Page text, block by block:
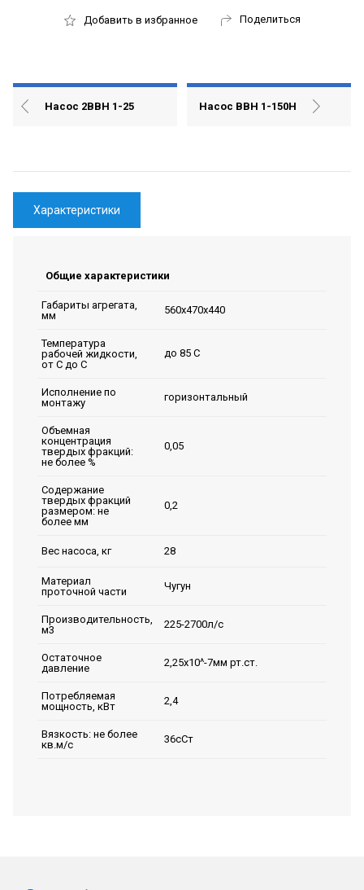
Добавить в избранное Поделиться
Насос 2ВВН 1-25 Насос ВВН 1-150Н
Характеристики
Общие характеристики
Габариты агрегата,
мм
560х470х440
Температура
рабочей жидкости,
от С до С
до 85 С
Исполнение по
монтажу
горизонтальный
Объемная
концентрация
твердых фракций:
не более %
0,05
Содержание
твердых фракций
размером: не
более мм
0,2
Вес насоса, кг 28
Материал
проточной части
Чугун
Производительность,
м3
225-2700л/с
Остаточное
давление
2,25х10^-7мм рт.ст.
Потребляемая
мощность, кВт
2,4
Вязкость: не более
кв.м/с
36сСт